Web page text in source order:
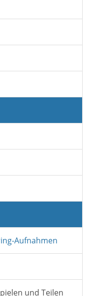
Aufnahmen
und Teilen